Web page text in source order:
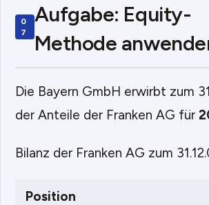
Aufgabe: Equity-
Methode
Die Bayern GmbH erwirbt zum
der Anteile der Franken AG für
Bilanz der Franken AG zum
Position